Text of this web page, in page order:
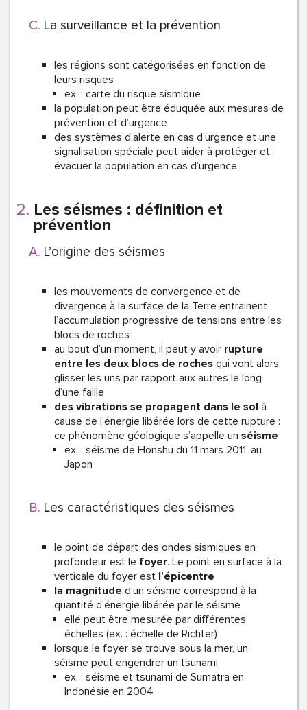
La surveillance et la prévention
les régions sont catégorisées en fonction de
leurs risques
ex. : carte du risque sismique
la population peut être éduquée aux mesures de
prévention et d’urgence
des systèmes d’alerte en cas d’urgence et une
signalisation spéciale peut aider à protéger et
évacuer la population en cas d’urgence
Les séismes : définition et
prévention
L’origine des séismes
les mouvements de convergence et de
divergence à la surface de la Terre entrainent
l’accumulation progressive de tensions entre les
blocs de roches
au bout d’un moment, il peut y avoir rupture
entre les deux blocs de roches qui vont alors
glisser les uns par rapport aux autres le long
d’une faille
des vibrations se propagent dans le sol à
cause de l’énergie libérée lors de cette rupture :
ce phénomène géologique s’appelle un séisme
ex. : séisme de Honshu du 11 mars 2011, au
Japon
Les caractéristiques des séismes
le point de départ des ondes sismiques en
profondeur est le foyer. Le point en surface à la
verticale du foyer est l’épicentre
la magnitude d’un séisme correspond à la
quantité d’énergie libérée par le séisme
elle peut être mesurée par différentes
échelles (ex. : échelle de Richter)
lorsque le foyer se trouve sous la mer, un
séisme peut engendrer un tsunami
ex. : séisme et tsunami de Sumatra en
Indonésie en 2004